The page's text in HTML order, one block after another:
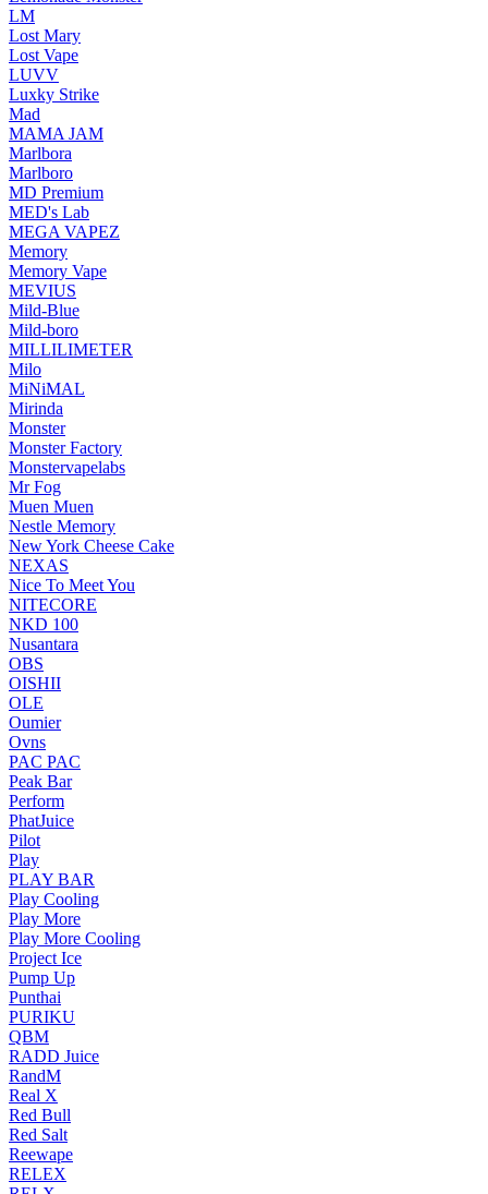
LM
Lost Mary
Lost Vape
LUVV
Luxky Strike
Mad
MAMA JAM
Marlbora
Marlboro
MD Premium
MED's Lab
MEGA VAPEZ
Memory
Memory Vape
MEVIUS
Mild-Blue
Mild-boro
MILLILIMETER
Milo
MiNiMAL
Mirinda
Monster
Monster Factory
Monstervapelabs
Mr Fog
Muen Muen
Nestle Memory
New York Cheese Cake
NEXAS
Nice To Meet You
NITECORE
NKD 100
Nusantara
OBS
OISHII
OLE
Oumier
Ovns
PAC PAC
Peak Bar
Perform
PhatJuice
Pilot
Play
PLAY BAR
Play Cooling
Play More
Play More Cooling
Project Ice
Pump Up
Punthai
PURIKU
QBM
RADD Juice
RandM
Real X
Red Bull
Red Salt
Reewape
RELEX